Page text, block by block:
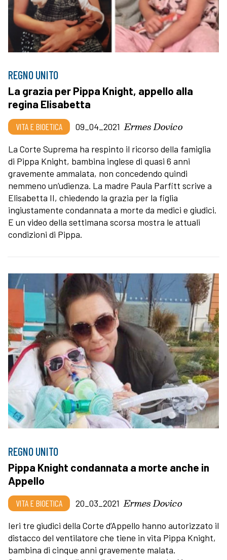
REGNO UNITO
La grazia per Pippa Knight, appello alla
regina Elisabetta
VITA E BIOETICA 09_04_2021 Ermes Dovico
La Corte Suprema ha respinto il ricorso della famiglia
di Pippa Knight, bambina inglese di quasi 6 anni
gravemente ammalata, non concedendo quindi
nemmeno un’udienza. La madre Paula Parfitt scrive a
Elisabetta II, chiedendo la grazia per la figlia
ingiustamente condannata a morte da medici e giudici.
E un video della settimana scorsa mostra le attuali
condizioni di Pippa.
REGNO UNITO
Pippa Knight condannata a morte anche in
Appello
VITA E BIOETICA 20_03_2021 Ermes Dovico
Ieri tre giudici della Corte d’Appello hanno autorizzato il
distacco del ventilatore che tiene in vita Pippa Knight,
bambina di cinque anni gravemente malata.